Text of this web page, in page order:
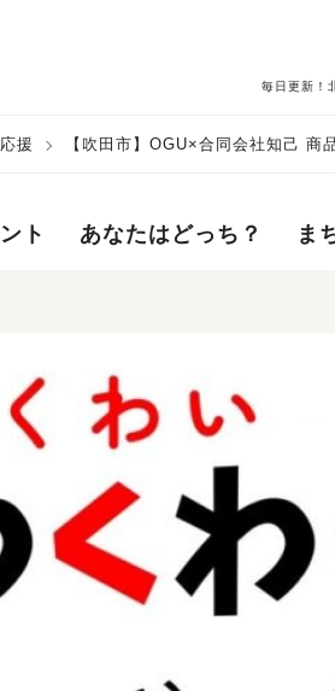
毎日更新！
援 【吹田市】OGU×合同会社知己
ト あなたはどっち？ ま